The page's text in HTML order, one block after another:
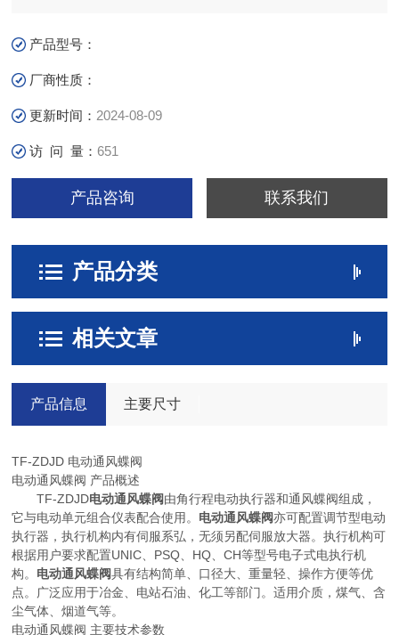
产品型号：
厂商性质：
更新时间： 2024-08-09
访 问 量：651
产品咨询 联系我们
产品分类
相关文章
产品信息 主要尺寸
TF-ZDJD 电动通风蝶阀
电动通风蝶阀 产品概述
TF-ZDJD电动通风蝶阀由角行程电动执行器和通风蝶阀组成，
它与电动单元组合仪表配合使用。 电动通风蝶阀亦可配置调节型电动
执行器，执行机构内有伺服系弘，无须另配伺服放大器。执行机构可
根据用户要求配置UNIC、PSQ、HQ、CH等型号电子式电执行机
构。 电动通风蝶阀具有结构简单、口径大、重量轻、操作方便等优
点。广泛应用于冶金、电站石油、化工等部门。适用介质，煤气、含
尘气体、烟道气等。
电动通风蝶阀 主要技术参数